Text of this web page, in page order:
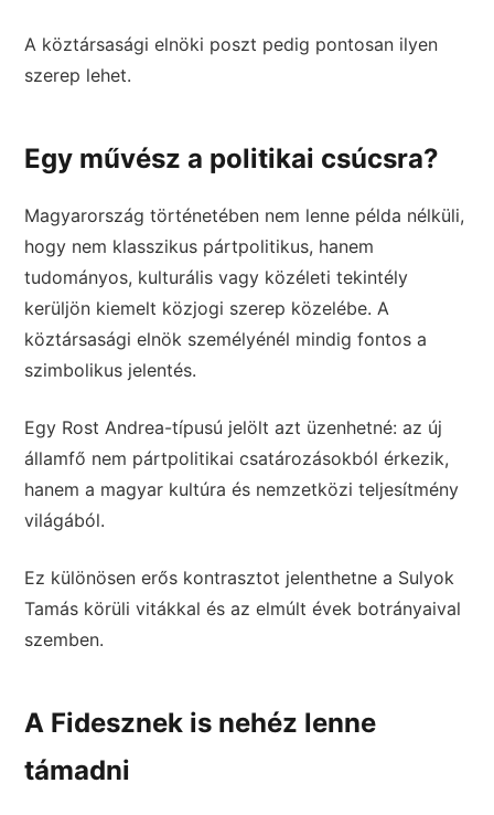
A köztársasági elnöki poszt pedig pontosan ilyen
szerep lehet.
Egy művész a politikai csúcsra?
Magyarország történetében nem lenne példa nélküli,
hogy nem klasszikus pártpolitikus, hanem
tudományos, kulturális vagy közéleti tekintély
kerüljön kiemelt közjogi szerep közelébe. A
köztársasági elnök személyénél mindig fontos a
szimbolikus jelentés.
Egy Rost Andrea-típusú jelölt azt üzenhetné: az új
államfő nem pártpolitikai csatározásokból érkezik,
hanem a magyar kultúra és nemzetközi teljesítmény
világából.
Ez különösen erős kontrasztot jelenthetne a Sulyok
Tamás körüli vitákkal és az elmúlt évek botrányaival
szemben.
A Fidesznek is nehéz lenne
támadni